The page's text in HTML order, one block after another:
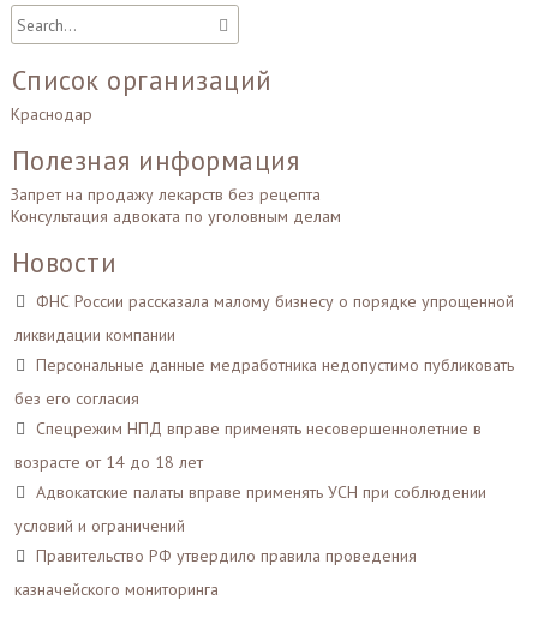
Список организаций
Краснодар
Полезная информация
Запрет на продажу лекарств без рецепта
Консультация адвоката по уголовным делам
Новости
ФНС России рассказала малому бизнесу о порядке упрощенной
ликвидации компании
Персональные данные медработника недопустимо публиковать
без его согласия
Спецрежим НПД вправе применять несовершеннолетние в
возрасте от 14 до 18 лет
Адвокатские палаты вправе применять УСН при соблюдении
условий и ограничений
Правительство РФ утвердило правила проведения
казначейского мониторинга